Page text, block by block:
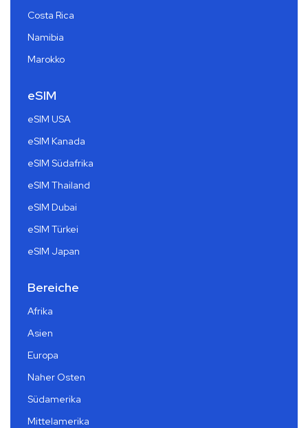
Costa Rica
Namibia
Marokko
eSIM
eSIM USA
eSIM Kanada
eSIM Südafrika
eSIM Thailand
eSIM Dubai
eSIM Türkei
eSIM Japan
Bereiche
Afrika
Asien
Europa
Naher Osten
Südamerika
Mittelamerika